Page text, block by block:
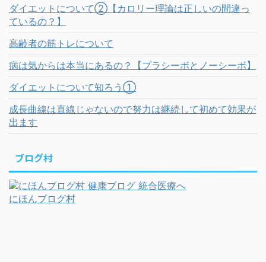
ダイエットについて②【カロリー理論は正しいの間違っ
ているの？】
高齢者の筋トレについて
病は気からは本当にあるの？【プラシーボとノーシーボ】
ダイエットについて知ろう①
成長曲線は直線じゃないので努力は継続して初めて効果が
出ます
ブログ村
にほんブログ村